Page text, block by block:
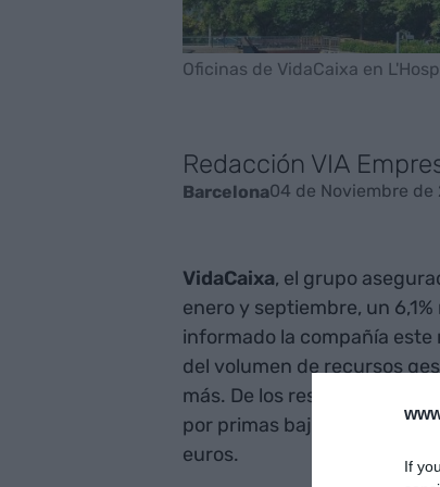
If
Oficinas de VidaCaixa en
Redacción VIA
Barcelona04 de Noviembre
VidaCaixa, el grupo
enero y septiembre, un
informado la compañía
del volumen de recursos
más. De los resultados de
por primas bajaron un 3%
euros.